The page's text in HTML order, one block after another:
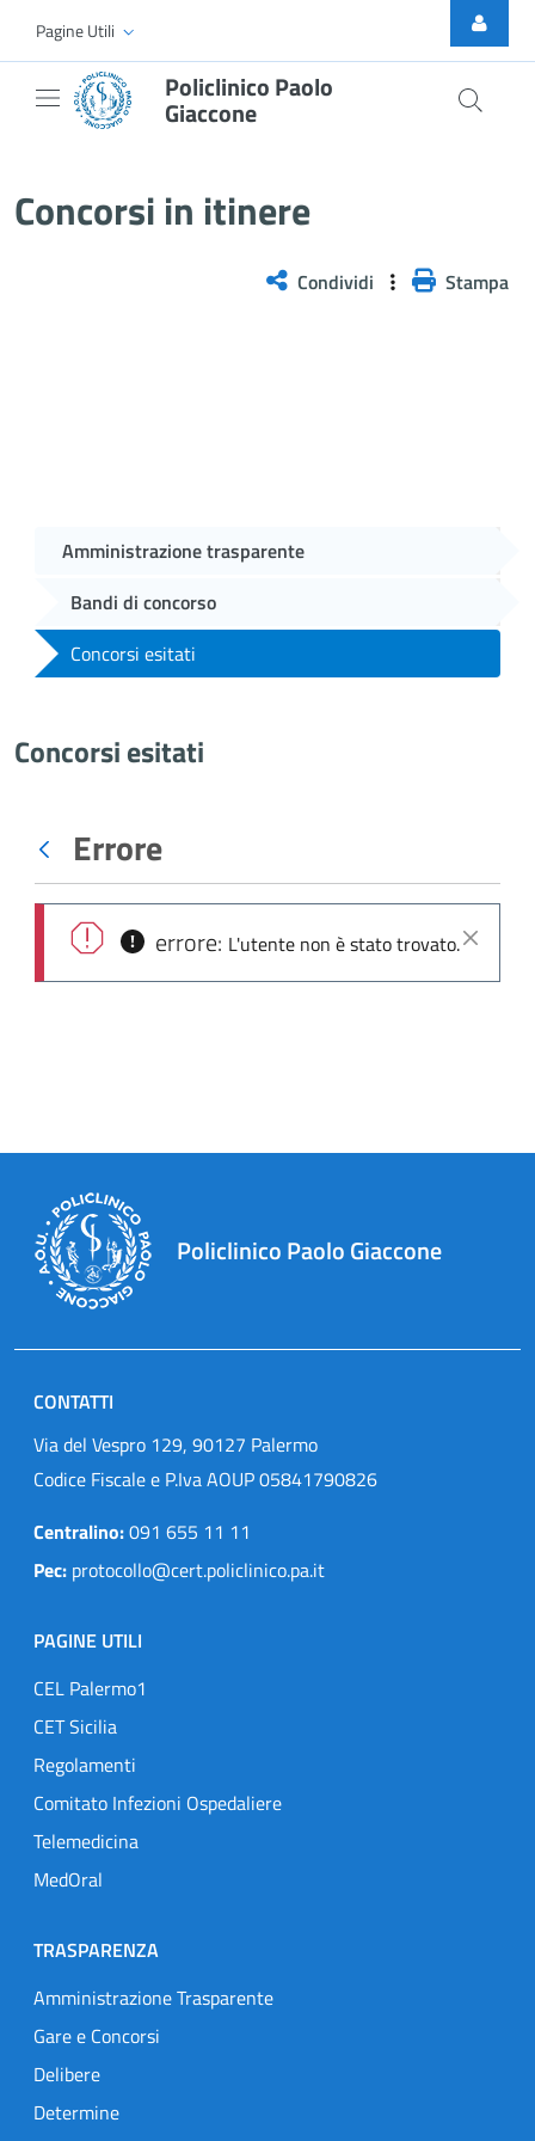
Skip to Main Content
Pagine Utili
Policlinico Paolo
Giaccone
Concorsi in itinere
Condividi Stampa
Amministrazione trasparente
Bandi di concorso
Concorsi esitati
Concorsi esitati
Indietro
Errore
Chiudi
errore: L'utente non è stato trovato.
Policlinico Paolo Giaccone
CONTATTI
Via del Vespro 129, 90127 Palermo
Codice Fiscale e P.Iva AOUP 05841790826
Centralino:091 655 11 11
Pec: protocollo@cert.policlinico.pa.it
PAGINE UTILI
CEL Palermo1
CET Sicilia
Regolamenti
Comitato Infezioni Ospedaliere
Telemedicina
MedOral
TRASPARENZA
Amministrazione Trasparente
Gare e Concorsi
Delibere
Determine